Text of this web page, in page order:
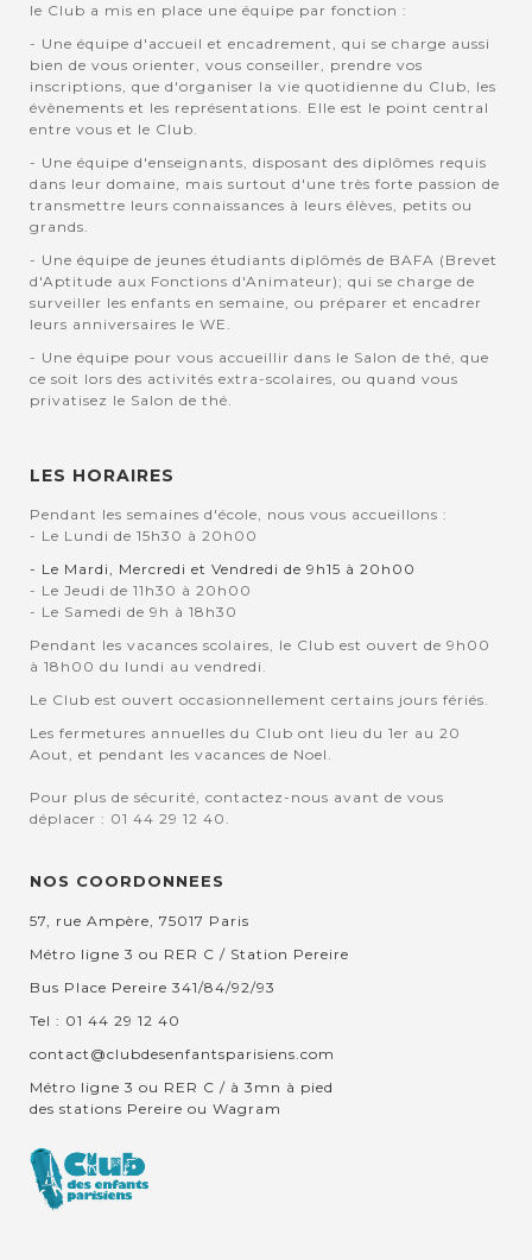
le Club a mis en place une équipe par fonction :
- Une équipe d'accueil et encadrement, qui se charge aussi
bien de vous orienter, vous conseiller, prendre vos
inscriptions, que d'organiser la vie quotidienne du Club, les
évènements et les représentations. Elle est le point central
entre vous et le Club.
- Une équipe d'enseignants, disposant des diplômes requis
dans leur domaine, mais surtout d'une très forte passion de
transmettre leurs connaissances à leurs élèves, petits ou
grands.
- Une équipe de jeunes étudiants diplômés de BAFA (Brevet
d'Aptitude aux Fonctions d'Animateur); qui se charge de
surveiller les enfants en semaine, ou préparer et encadrer
leurs anniversaires le WE.
- Une équipe pour vous accueillir dans le Salon de thé, que
ce soit lors des activités extra-scolaires, ou quand vous
privatisez le Salon de thé.
LES HORAIRES
Pendant les semaines d'école, nous vous accueillons :
- Le Lundi de 15h30 à 20h00
- Le Mardi, Mercredi et Vendredi de 9h15 à 20h00
- Le Jeudi de 11h30 à 20h00
- Le Samedi de 9h à 18h30
Pendant les vacances scolaires, le Club est ouvert de 9h00
à 18h00 du lundi au vendredi.
Le Club est ouvert occasionnellement certains jours fériés.
Les fermetures annuelles du Club ont lieu du 1er au 20
Aout, et pendant les vacances de Noel.
Pour plus de sécurité, contactez-nous avant de vous
déplacer : 01 44 29 12 40.
NOS COORDONNEES
57, rue Ampère, 75017 Paris
Métro ligne 3 ou RER C / Station Pereire
Bus Place Pereire 341/84/92/93
Tel : 01 44 29 12 40
contact@clubdesenfantsparisiens.com
Métro ligne 3 ou RER C / à 3mn à pied
des stations Pereire ou Wagram